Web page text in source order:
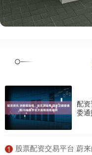
配
委
1 股票配资交易平台 蔚来的新